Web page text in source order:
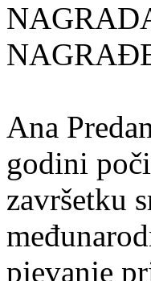
Ana
godini
završetku
pjevanje